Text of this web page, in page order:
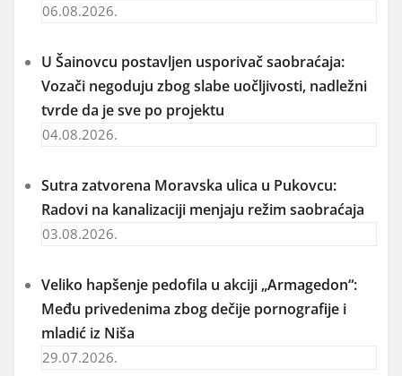
06.08.2026.
U Šainovcu postavljen usporivač saobraćaja:
Vozači negoduju zbog slabe uočljivosti, nadležni
tvrde da je sve po projektu
04.08.2026.
Sutra zatvorena Moravska ulica u Pukovcu:
Radovi na kanalizaciji menjaju režim saobraćaja
03.08.2026.
Veliko hapšenje pedofila u akciji „Armagedon“:
Među privedenima zbog dečije pornografije i
mladić iz Niša
29.07.2026.